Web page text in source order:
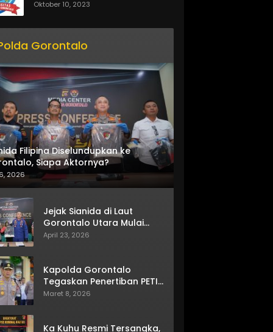
Oktober 10, 2023
Gorontalo
Filipina Diselundupkan ke
Siapa Aktornya?
2026
Jejak Sianida di Laut
Gorontalo Utara Mulai
Terkuak
April 23, 2026
Kapolda Gorontalo
Tegaskan Penertiban PETI
Terus Berjalan
Maret 8, 2026
Ka Kuhu Resmi Tersangka,